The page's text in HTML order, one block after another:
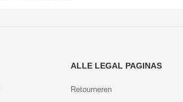
ALLE LEGAL PAGINAS
Retourneren